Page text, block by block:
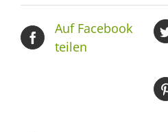
Auf Facebook
teilen